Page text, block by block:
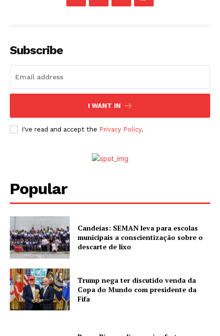
Subscribe
I WANT IN
I've read and accept the Privacy Policy.
Popular
Candeias: SEMAN leva para escolas
municipais a conscientização sobre o
descarte de lixo
Trump nega ter discutido venda da
Copa do Mundo com presidente da
Fifa